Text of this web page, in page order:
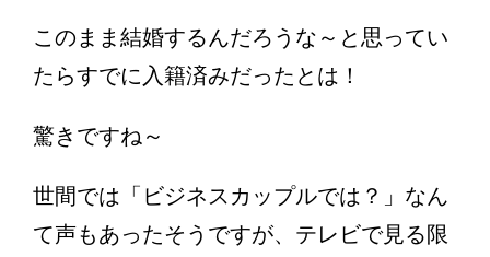
このまま結婚するんだろうな～と思ってい
たらすでに入籍済みだったとは！
驚きですね～
世間では「ビジネスカップルでは？」なん
て声もあったそうですが、テレビで見る限